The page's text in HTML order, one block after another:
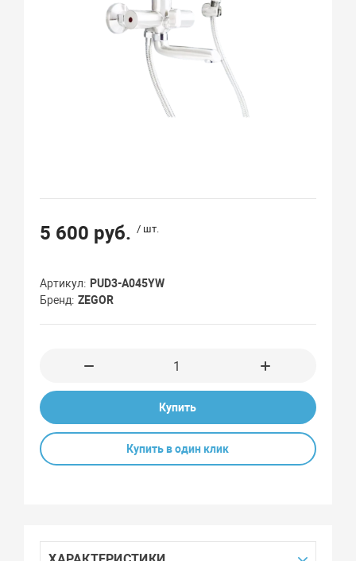
5 600 руб. / шт.
Артикул
PUD3-A045YW
Бренд ZEGOR
Купить
Купить в один клик